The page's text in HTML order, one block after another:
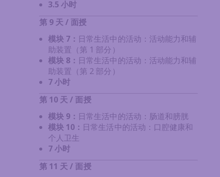
3.5 小时
第 9 天 / 面授
模块 7： 日常生活中的活动：活动能力和辅
助装置（第 1 部分）
模块 8： 日常生活中的活动：活动能力和辅
助装置（第 2 部分）
7 小时
第 10 天 / 面授
模块 9： 日常生活中的活动：肠道和膀胱
模块 10： 日常生活中的活动：口腔健康和
个人卫生
7 小时
第 11 天 / 面授